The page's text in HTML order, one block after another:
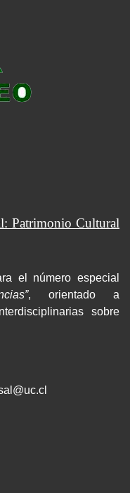
Patrimonio Cultural
el número especial
, orientado a
sobre